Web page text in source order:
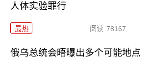
人体实验罪行
最热 阅读 78167
俄乌总统会晤曝出多个可能地点